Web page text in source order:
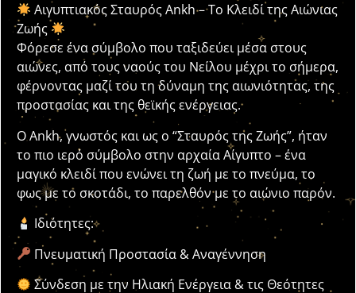
Αιγυπτιακός Σταυρός Ankh – Το Κλειδί της Αιώνιας
Ζωής
Φόρεσε ένα σύμβολο που ταξιδεύει μέσα στους
αιώνες, από τους ναούς του Νείλου μέχρι το σήμερα,
φέρνοντας μαζί του τη δύναμη της αιωνιότητας, της
προστασίας και της θεϊκής ενέργειας.
Ο Ankh, γνωστός και ως ο “Σταυρός της Ζωής”, ήταν
το πιο ιερό σύμβολο στην αρχαία Αίγυπτο – ένα
μαγικό κλειδί που ενώνει τη ζωή με το πνεύμα, το
φως με το σκοτάδι, το παρελθόν με το αιώνιο παρόν.
Ιδιότητες:
Πνευματική Προστασία & Αναγέννηση
Σύνδεση με την Ηλιακή Ενέργεια & τις Θεότητες